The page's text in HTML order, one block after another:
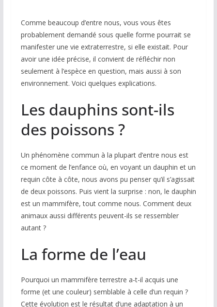
Comme beaucoup d’entre nous, vous vous êtes
probablement demandé sous quelle forme pourrait se
manifester une vie extraterrestre, si elle existait. Pour
avoir une idée précise, il convient de réfléchir non
seulement à l’espèce en question, mais aussi à son
environnement. Voici quelques explications.
Les dauphins sont-ils
des poissons ?
Un phénomène commun à la plupart d’entre nous est
ce moment de l’enfance où, en voyant un dauphin et un
requin côte à côte, nous avons pu penser qu’il s’agissait
de deux poissons. Puis vient la surprise : non, le dauphin
est un mammifère, tout comme nous. Comment deux
animaux aussi différents peuvent-ils se ressembler
autant ?
La forme de l’eau
Pourquoi un mammifère terrestre a-t-il acquis une
forme (et une couleur) semblable à celle d’un requin ?
Cette évolution est le résultat d’une adaptation à un